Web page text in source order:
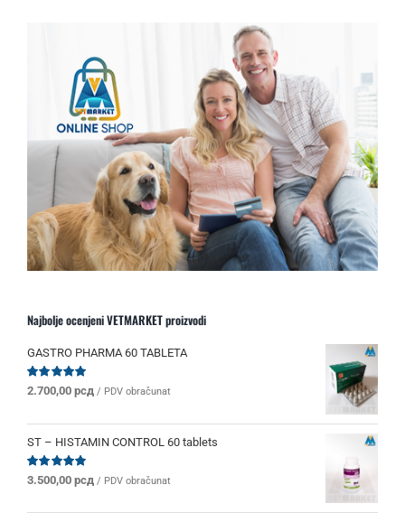
Najbolje ocenjeni VETMARKET proizvodi
GASTRO PHARMA 60 TABLETA
Ocenjeno
od 5
2.700,00 рсд / PDV obračunat
ST – HISTAMIN CONTROL 60 tablets
Ocenjeno
od 5
3.500,00 рсд / PDV obračunat